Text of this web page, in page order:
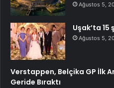
Ağustos 5,
Uşak’ta
Ağustos 5,
Verstappen, Belçika GP İlk
Geride Bıraktı